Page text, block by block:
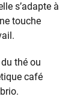
s’adapte à
touche
thé ou
café